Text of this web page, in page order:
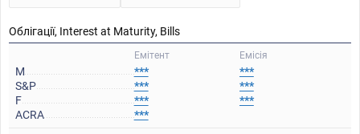
Облігації, Interest at Maturity, Bills
Емісія
Емітент
M ***
***
S&P
***
***
F
***
***
ACRA
***